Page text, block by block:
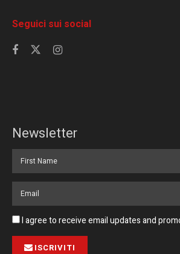
Seguici sui social
Newsletter
I agree to receive email updates and
ISCRIVITI